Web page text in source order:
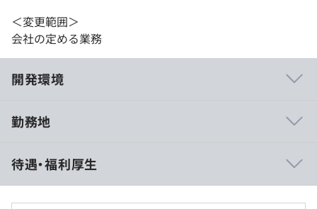
＜変更範囲＞
会社の定める業務
開発環境
例）業務コンサルタント／PM／技術スペシャリストなど
◎Oracle社／SAP社の豊富な研修と当社のノウハウでキャ
リアアップをサポートします。
勤務地
待遇・福利厚生